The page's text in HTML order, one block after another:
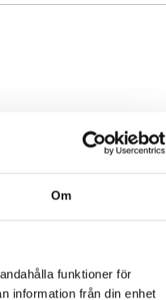
Om
funktioner för
information från din enhet